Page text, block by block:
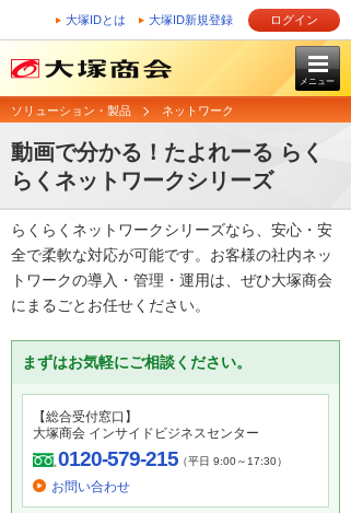
大塚IDとは 大塚ID新規登録 ログイン
メニュー
ソリューション・製品 ネットワーク
動画で分かる！たよれーる らく
らくネットワークシリーズ
らくらくネットワークシリーズなら、安心・安
全で柔軟な対応が可能です。お客様の社内ネッ
トワークの導入・管理・運用は、ぜひ大塚商会
にまるごとお任せください。
まずはお気軽にご相談ください。
【総合受付窓口】
大塚商会 インサイドビジネスセンター
0120-579-215（平日 9:00～17:30）
お問い合わせ